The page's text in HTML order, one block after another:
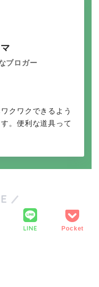
ブロガー
クワクできるよう
。便利な道具って
LINE Pocket